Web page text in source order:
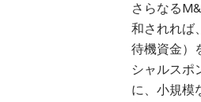
さらなる
和されれば
待機資金）
シャルスポ
に、小規模